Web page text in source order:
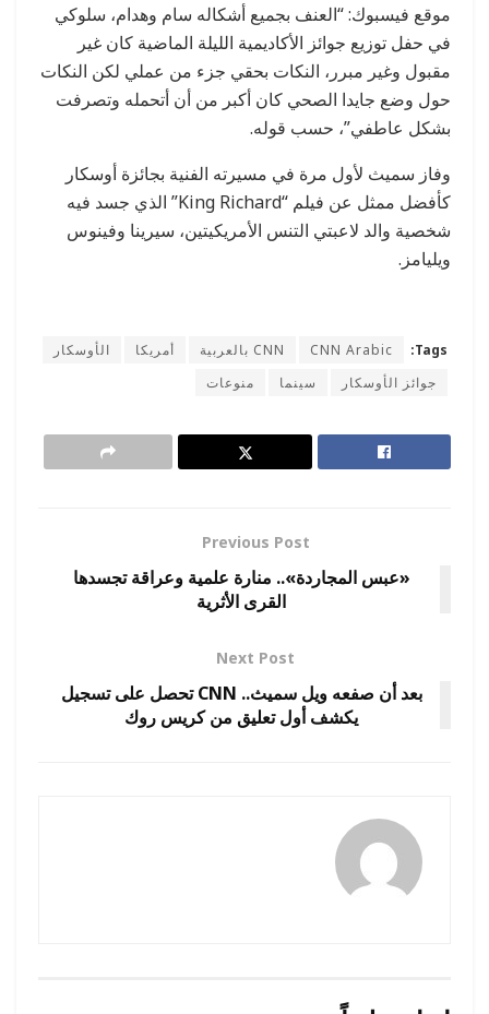
موقع فيسبوك: “العنف بجميع أشكاله سام وهدام، سلوكي
في حفل توزيع جوائز الأكاديمية الليلة الماضية كان غير
مقبول وغير مبرر، النكات بحقي جزء من عملي لكن النكات
حول وضع جايدا الصحي كان أكبر من أن أتحمله وتصرفت
بشكل عاطفي”، حسب قوله.
وفاز سميث لأول مرة في مسيرته الفنية بجائزة أوسكار
كأفضل ممثل عن فيلم “King Richard” الذي جسد فيه
شخصية والد لاعبتي التنس الأمريكيتين، سيرينا وفينوس
ويليامز.
Tags:
CNN Arabic CNN بالعربية أمريكا
الأوسكار
جوائز الأوسكار
سينما منوعات
Previous Post
«عبس المجاردة».. منارة علمية وعراقة تجسدها
القرى الأثرية
Next Post
بعد أن صفعه ويل سميث.. CNN تحصل على تسجيل
يكشف أول تعليق من كريس روك